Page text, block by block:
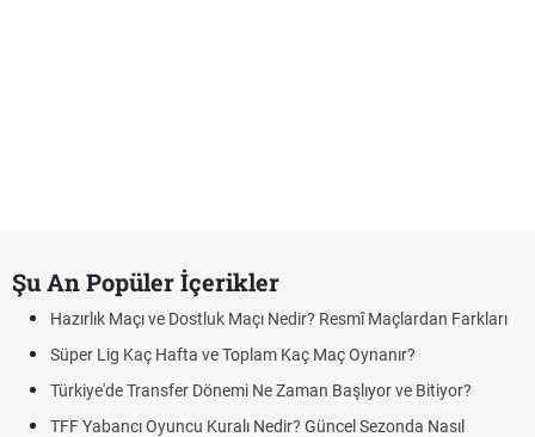
Şu An Popüler İçerikler
Hazırlık Maçı ve Dostluk Maçı Nedir? Resmî Maçlardan Farkları
Süper Lig Kaç Hafta ve Toplam Kaç Maç Oynanır?
Türkiye'de Transfer Dönemi Ne Zaman Başlıyor ve Bitiyor?
TFF Yabancı Oyuncu Kuralı Nedir? Güncel Sezonda Nasıl